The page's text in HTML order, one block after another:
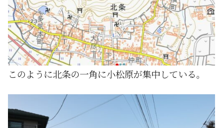
このように北条の一角に小松原が集中している。